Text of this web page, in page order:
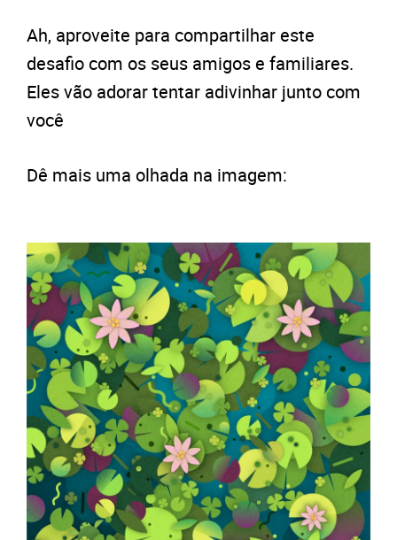
Ah, aproveite para compartilhar este
desafio com os seus amigos e familiares.
Eles vão adorar tentar adivinhar junto com
você
Dê mais uma olhada na imagem: